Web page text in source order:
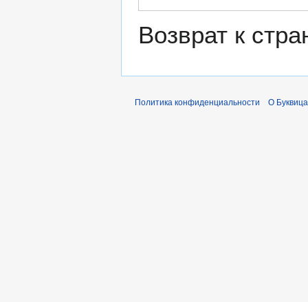
Возврат к
Политика конфиденциальности О Буквица